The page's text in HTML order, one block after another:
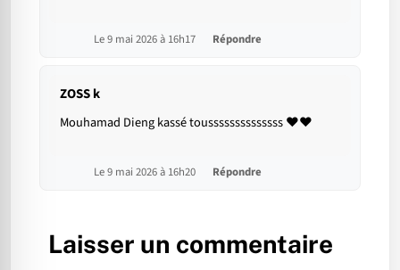
Le 9 mai 2026 à 16h17 Répondre
ZOSS k
Mouhamad Dieng kassé toussssssssssssss ♥️♥️
Le 9 mai 2026 à 16h20 Répondre
Laisser un commentaire